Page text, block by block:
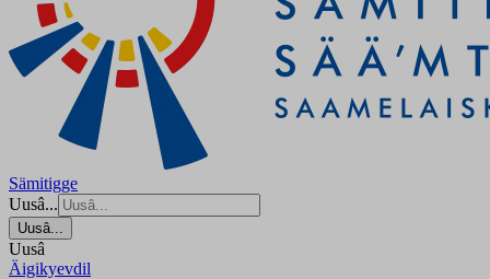
Sämitigge
Uusâ...
Uusâ...
Uusâ
Äigikyevdil